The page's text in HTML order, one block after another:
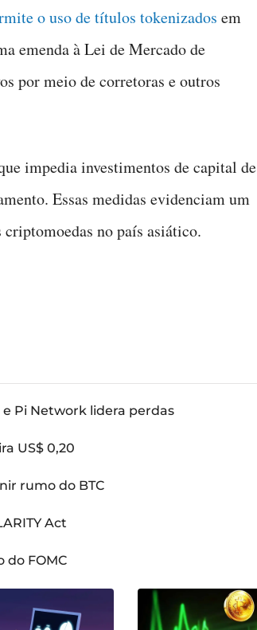
o uso de títulos tokenizados em
emenda à Lei de Mercado de
por meio de corretoras e outros
impedia investimentos de capital de
Essas medidas evidenciam um
no país asiático.
Pi Network lidera perdas
US$ 0,20
rumo do BTC
Act
do FOMC